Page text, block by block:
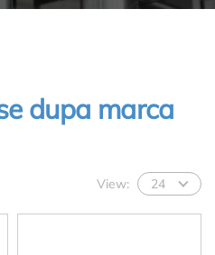
dupa marca
View: 24